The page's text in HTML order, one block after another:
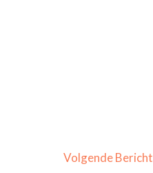
Volgende Bericht